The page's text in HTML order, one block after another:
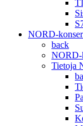
NORD-
back
NORD-
Tietoja